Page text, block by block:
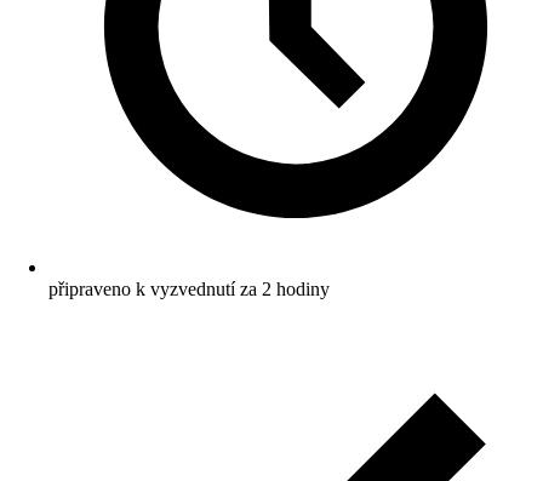
připraveno k vyzvednutí za 2 hodiny